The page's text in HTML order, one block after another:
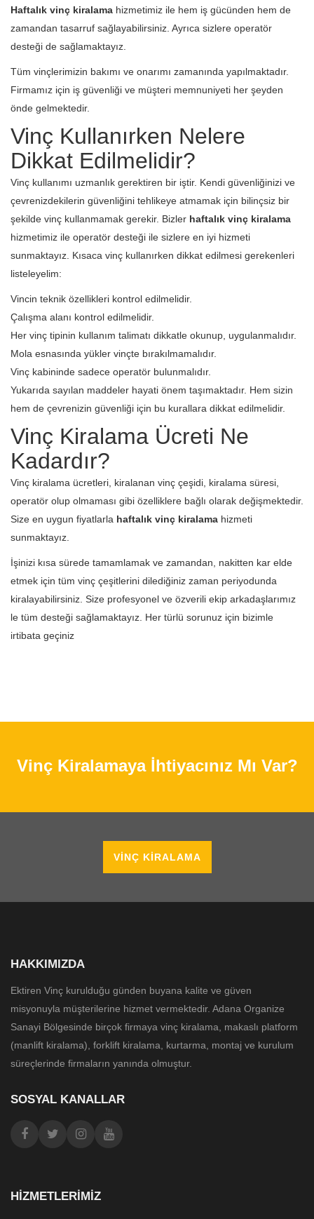
Haftalık vinç kiralama hizmetimiz ile hem iş gücünden hem de
zamandan tasarruf sağlayabilirsiniz. Ayrıca sizlere operatör
desteği de sağlamaktayız.
Tüm vinçlerimizin bakımı ve onarımı zamanında yapılmaktadır.
Firmamız için iş güvenliği ve müşteri memnuniyeti her şeyden
önde gelmektedir.
Vinç Kullanırken Nelere
Dikkat Edilmelidir?
Vinç kullanımı uzmanlık gerektiren bir iştir. Kendi güvenliğinizi ve
çevrenizdekilerin güvenliğini tehlikeye atmamak için bilinçsiz bir
şekilde vinç kullanmamak gerekir. Bizler haftalık vinç kiralama
hizmetimiz ile operatör desteği ile sizlere en iyi hizmeti
sunmaktayız. Kısaca vinç kullanırken dikkat edilmesi gerekenleri
listeleyelim:
Vincin teknik özellikleri kontrol edilmelidir.
Çalışma alanı kontrol edilmelidir.
Her vinç tipinin kullanım talimatı dikkatle okunup, uygulanmalıdır.
Mola esnasında yükler vinçte bırakılmamalıdır.
Vinç kabininde sadece operatör bulunmalıdır.
Yukarıda sayılan maddeler hayati önem taşımaktadır. Hem sizin
hem de çevrenizin güvenliği için bu kurallara dikkat edilmelidir.
Vinç Kiralama Ücreti Ne
Kadardır?
Vinç kiralama ücretleri, kiralanan vinç çeşidi, kiralama süresi,
operatör olup olmaması gibi özelliklere bağlı olarak değişmektedir.
Size en uygun fiyatlarla haftalık vinç kiralama hizmeti
sunmaktayız.
İşinizi kısa sürede tamamlamak ve zamandan, nakitten kar elde
etmek için tüm vinç çeşitlerini dilediğiniz zaman periyodunda
kiralayabilirsiniz. Size profesyonel ve özverili ekip arkadaşlarımız
le tüm desteği sağlamaktayız. Her türlü sorunuz için bizimle
irtibata geçiniz
Vinç Kiralamaya İhtiyacınız Mı Var?
VINÇ KIRALAMA
HAKKIMIZDA
Ektiren Vinç kurulduğu günden buyana kalite ve güven
misyonuyla müşterilerine hizmet vermektedir. Adana Organize
Sanayi Bölgesinde birçok firmaya vinç kiralama, makaslı platform
(manlift kiralama), forklift kiralama, kurtarma, montaj ve kurulum
süreçlerinde firmaların yanında olmuştur.
SOSYAL KANALLAR
HIZMETLERIMIZ